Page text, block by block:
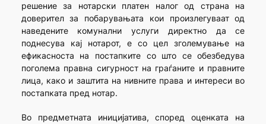
решение за нотарски платен налог од страна на
доверител за побарувањата кои произлегуваат од
наведените комунални услуги директно да се
поднесува кај нотарот, е со цел зголемување на
ефикасноста на постапките со што се обезбедува
поголема правна сигурност на граѓаните и правните
лица, како и заштита на нивните права и интереси во
постапката пред нотар.
Во предметната иницијатива, според оценката на